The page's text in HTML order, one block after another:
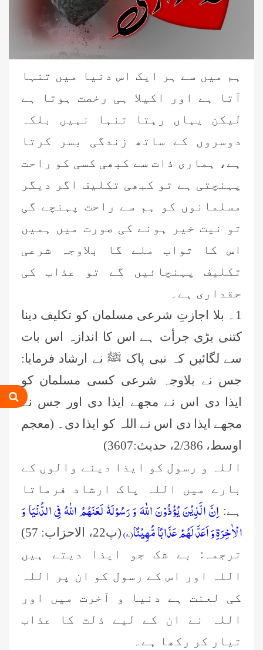
ہم میں سے ہر ایک اس دنیا میں تنہا
آتا ہے اور اکیلا ہی رخصت ہوتا ہے
لیکن یہاں رہتا تنہا نہیں بلکہ
دوسروں کے ساتھ زندگی بسر کرتا
ہے، ہماری ذات سے کبھی کسی کو راحت
پہنچتی ہے تو کبھی تکلیف اگر دیگر
مسلمانوں کو ہم سے راحت پہنچے گی
تو نیت خیر ہونے کی صورت میں ہمیں
اس کا ثواب ملے گا بلاوجہ شرعی
تکلیف پہنچائیں گے تو عذاب کی
حقداری ہے۔
1۔ بلا اجازتِ شرعی مسلمان کو تکلیف دینا
کتنی بڑی جرأت ہے اس کا اندازہ اس بات
سے لگائیں کہ نبی پاک ﷺ نے ارشاد فرمایا:
جس نے بلاوجہ شرعی کسی مسلمان کو
ایذا دی اس نے مجھے ایذا دی اور جس نے
مجھے ایذا دی اس نے اللہ کو ایذا دی۔ (معجم
اوسط، 2/386، حدیث:3607)
اللہ و رسول کو ایذا دینے والوں کے
بارے میں اللہ پاک ارشاد فرماتا
ہے: اِنَّ الَّذِیْنَ یُؤْذُوْنَ اللّٰهَ وَ رَسُوْلَهٗ لَعَنَهُمُ اللّٰهُ فِی الدُّنْیَا وَ
الْاٰخِرَةِ وَ اَعَدَّ لَهُمْ عَذَابًا مُّهِیْنًا(۵۷)
(پ22، الاحزاب: 57)
ترجمہ: بے شک جو ایذا دیتے ہیں
اللہ اور اس کے رسول کو ان پر اللہ
کی لعنت ہے دنیا و آخرت میں اور
اللہ نے ان کے لیے ذلت کا عذاب
تیار کر رکھا ہے۔